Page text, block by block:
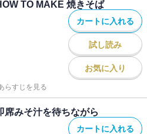
TO MAKE 焼きそば
カートに入れる
試し読み
お気に入り
らすじを見る
席みそ汁を待ちながら
カートに入れる